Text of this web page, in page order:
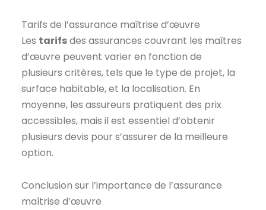
Tarifs de l’assurance maîtrise d’œuvre
Les tarifsdes assurances couvrant les maîtres
d’œuvre peuvent varier en fonction de
plusieurs critères, tels que le type de projet, la
surface habitable, et la localisation. En
moyenne, les assureurs pratiquent des prix
accessibles, mais il est essentiel d’obtenir
plusieurs devis pour s’assurer de la meilleure
option.
Conclusion sur l’importance de l’assurance
maîtrise d’œuvre